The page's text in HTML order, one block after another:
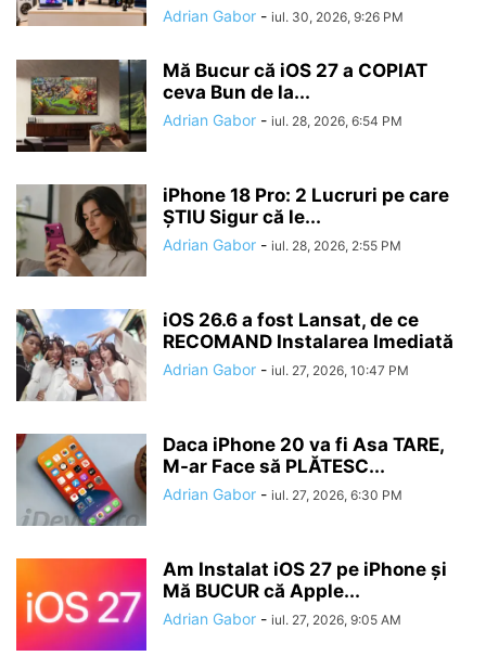
Adrian Gabor - iul. 30, 2026, 9:26 PM
Mă Bucur că iOS 27 a COPIAT
ceva Bun de la...
Adrian Gabor - iul. 28, 2026, 6:54 PM
iPhone 18 Pro: 2 Lucruri pe care
ȘTIU Sigur că le...
Adrian Gabor - iul. 28, 2026, 2:55 PM
iOS 26.6 a fost Lansat, de ce
RECOMAND Instalarea Imediată
Adrian Gabor - iul. 27, 2026, 10:47 PM
Daca iPhone 20 va fi Asa TARE,
M-ar Face să PLĂTESC...
Adrian Gabor - iul. 27, 2026, 6:30 PM
Am Instalat iOS 27 pe iPhone și
Mă BUCUR că Apple...
Adrian Gabor - iul. 27, 2026, 9:05 AM